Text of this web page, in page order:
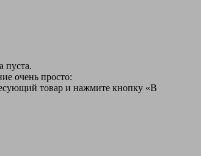
пуста.
очень просто:
товар и нажмите кнопку «В